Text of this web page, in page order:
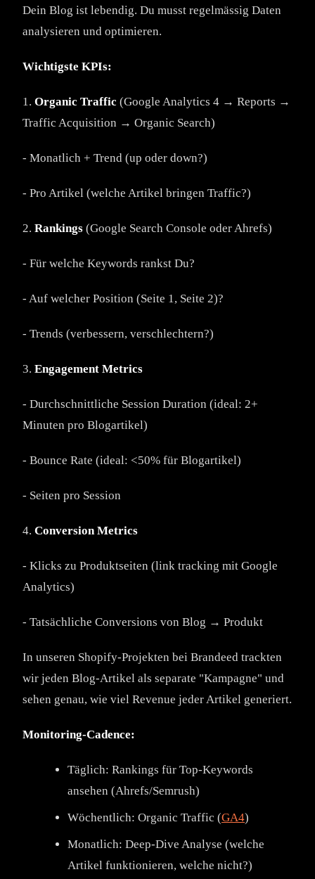
Dein Blog ist lebendig. Du musst regelmässig Daten
analysieren und optimieren.
Wichtigste KPIs:
1. Organic Traffic (Google Analytics 4 → Reports →
Traffic Acquisition → Organic Search)
- Monatlich + Trend (up oder down?)
- Pro Artikel (welche Artikel bringen Traffic?)
2. Rankings (Google Search Console oder Ahrefs)
- Für welche Keywords rankst Du?
- Auf welcher Position (Seite 1, Seite 2)?
- Trends (verbessern, verschlechtern?)
3. Engagement Metrics
- Durchschnittliche Session Duration (ideal: 2+
Minuten pro Blogartikel)
- Bounce Rate (ideal: <50% für Blogartikel)
- Seiten pro Session
4. Conversion Metrics
- Klicks zu Produktseiten (link tracking mit Google
Analytics)
- Tatsächliche Conversions von Blog → Produkt
In unseren Shopify-Projekten bei Brandeed trackten
wir jeden Blog-Artikel als separate "Kampagne" und
sehen genau, wie viel Revenue jeder Artikel generiert.
Monitoring-Cadence:
Täglich: Rankings für Top-Keywords
ansehen (Ahrefs/Semrush)
Wöchentlich: Organic Traffic (GA4)
Monatlich: Deep-Dive Analyse (welche
Artikel funktionieren, welche nicht?)